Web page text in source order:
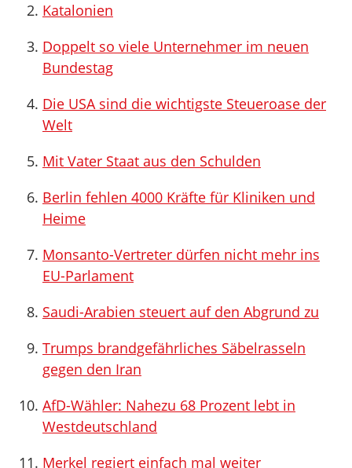
Katalonien
Doppelt so viele Unternehmer im neuen
Bundestag
Die USA sind die wichtigste Steueroase der
Welt
Mit Vater Staat aus den Schulden
Berlin fehlen 4000 Kräfte für Kliniken und
Heime
Monsanto-Vertreter dürfen nicht mehr ins
EU-Parlament
Saudi-Arabien steuert auf den Abgrund zu
Trumps brandgefährliches Säbelrasseln
gegen den Iran
AfD-Wähler: Nahezu 68 Prozent lebt in
Westdeutschland
Merkel regiert einfach mal weiter